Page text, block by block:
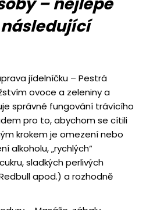
jídelníčku – Pestrá
ovoce a zeleniny a
správné fungování trávícího
pro to, abychom se cítili
krokem je omezení nebo
alkoholu, „rychlých“
sladkých perlivých
apod.) a rozhodně